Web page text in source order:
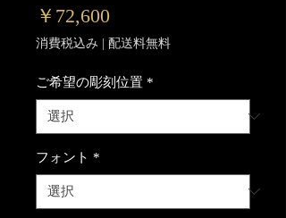
￥72,600価
格
消費税込み | 配送料無料
ご希望の彫刻位置 *
フォント *